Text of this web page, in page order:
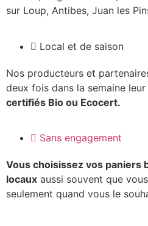
sur Loup, Antibes, Juan les
Local et de saison
Nos producteurs et
deux fois dans la semaine leur
certifiés Bio ou Ecocert.
Sans engagement
Vous choisissez vos paniers
locaux aussi souvent que
seulement quand vous le